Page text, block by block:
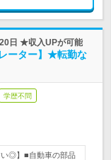
日 ★収入UPが可能
ーター】★転勤な
学歴不問
い◎】■自動車の部品